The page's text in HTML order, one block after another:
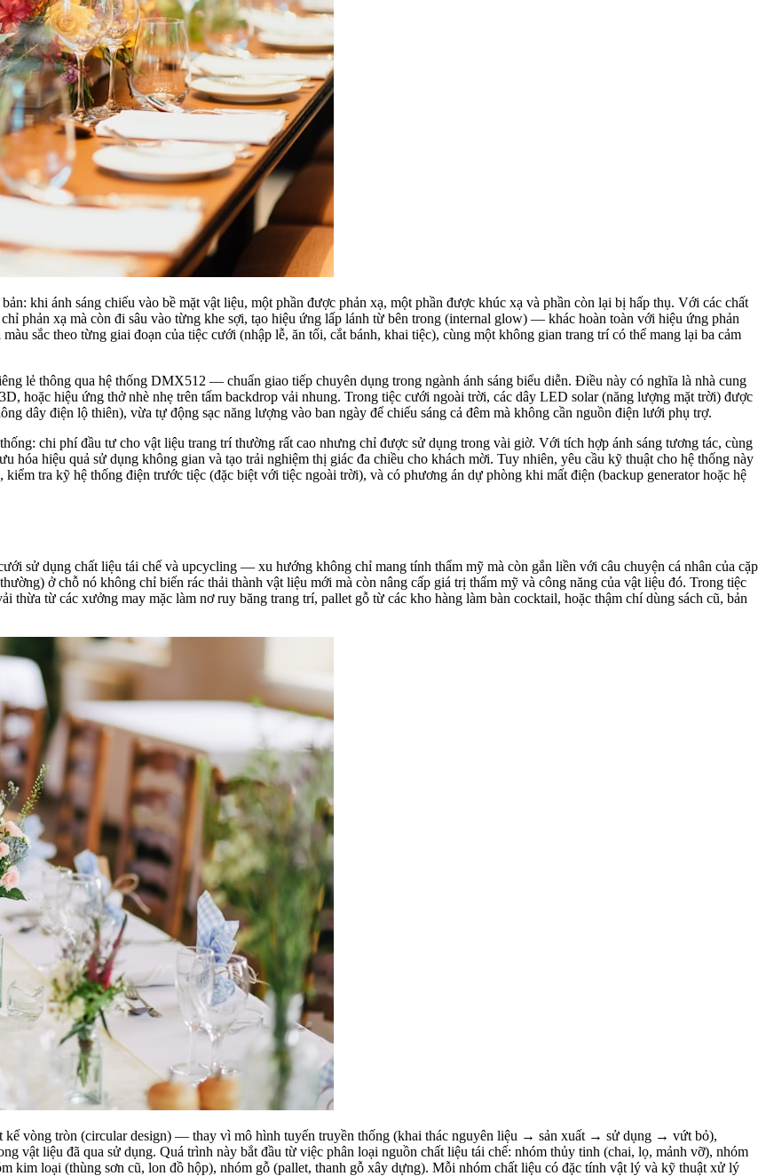
khi ánh sáng chiếu vào bề mặt vật liệu, một phần được phản xạ, một phần được khúc xạ và phần còn lại bị hấp thụ. Với các chất
phản xạ mà còn đi sâu vào từng khe sợi, tạo hiệu ứng lấp lánh từ bên trong (internal glow) — khác hoàn toàn với hiệu ứng phản
sắc theo từng giai đoạn của tiệc cưới (nhập lễ, ăn tối, cắt bánh, khai tiệc), cùng một không gian trang trí có thể mang lại ba cảm
lẻ thông qua hệ thống DMX512 — chuẩn giao tiếp chuyên dụng trong ngành ánh sáng biểu diễn. Điều này có nghĩa là nhà cung
hoặc hiệu ứng thở nhè nhẹ trên tấm backdrop vải nhung. Trong tiệc cưới ngoài trời, các dây LED solar (năng lượng mặt trời) được
dây điện lộ thiên), vừa tự động sạc năng lượng vào ban ngày để chiếu sáng cả đêm mà không cần nguồn điện lưới phụ trợ.
chi phí đầu tư cho vật liệu trang trí thường rất cao nhưng chỉ được sử dụng trong vài giờ. Với tích hợp ánh sáng tương tác, cùng
hóa hiệu quả sử dụng không gian và tạo trải nghiệm thị giác đa chiều cho khách mời. Tuy nhiên, yêu cầu kỹ thuật cho hệ thống này
tra kỹ hệ thống điện trước tiệc (đặc biệt với tiệc ngoài trời), và có phương án dự phòng khi mất điện (backup generator hoặc hệ
sử dụng chất liệu tái chế và upcycling — xu hướng không chỉ mang tính thẩm mỹ mà còn gắn liền với câu chuyện cá nhân của cặp
ở chỗ nó không chỉ biến rác thải thành vật liệu mới mà còn nâng cấp giá trị thẩm mỹ và công năng của vật liệu đó. Trong tiệc
thừa từ các xưởng may mặc làm nơ ruy băng trang trí, pallet gỗ từ các kho hàng làm bàn cocktail, hoặc thậm chí dùng sách cũ, bản
kế vòng tròn (circular design) — thay vì mô hình tuyến truyền thống (khai thác nguyên liệu → sản xuất → sử dụng → vứt bỏ),
vật liệu đã qua sử dụng. Quá trình này bắt đầu từ việc phân loại nguồn chất liệu tái chế: nhóm thủy tinh (chai, lọ, mảnh vỡ), nhóm
kim loại (thùng sơn cũ, lon đồ hộp), nhóm gỗ (pallet, thanh gỗ xây dựng). Mỗi nhóm chất liệu có đặc tính vật lý và kỹ thuật xử lý